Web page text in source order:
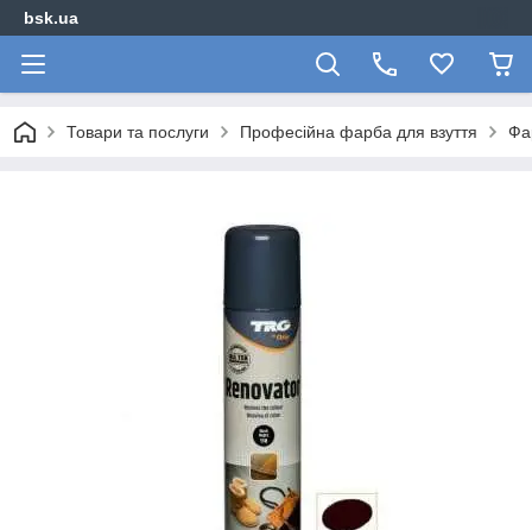
bsk.ua
Товари та послуги Професійна фарба для взуття